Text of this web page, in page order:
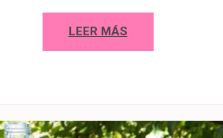
LEER MÁS